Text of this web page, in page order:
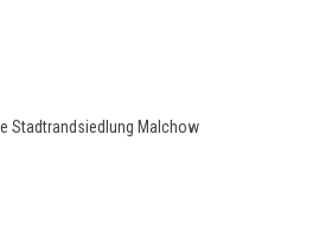
Stadtrandsiedlung Malchow